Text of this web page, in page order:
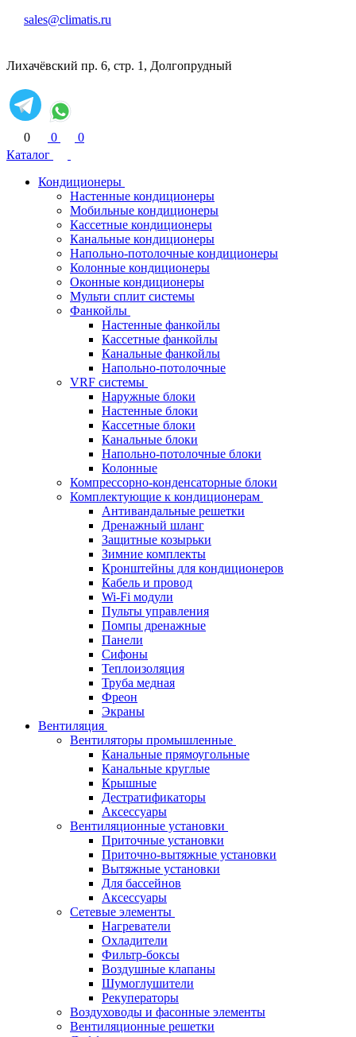
sales@climatis.ru
Лихачёвский пр. 6, стр. 1, Долгопрудный
0 0
0
Каталог
Кондиционеры
Настенные кондиционеры
Мобильные кондиционеры
Кассетные кондиционеры
Канальные кондиционеры
Напольно-потолочные кондиционеры
Колонные кондиционеры
Оконные кондиционеры
Мульти сплит системы
Фанкойлы
Настенные фанкойлы
Кассетные фанкойлы
Канальные фанкойлы
Напольно-потолочные
VRF системы
Наружные блоки
Настенные блоки
Кассетные блоки
Канальные блоки
Напольно-потолочные блоки
Колонные
Компрессорно-конденсаторные блоки
Комплектующие к кондиционерам
Антивандальные решетки
Дренажный шланг
Защитные козырьки
Зимние комплекты
Кронштейны для кондиционеров
Кабель и провод
Wi-Fi модули
Пульты управления
Помпы дренажные
Панели
Сифоны
Теплоизоляция
Труба медная
Фреон
Экраны
Вентиляция
Вентиляторы промышленные
Канальные прямоугольные
Канальные круглые
Крышные
Дестратификаторы
Аксессуары
Вентиляционные установки
Приточные установки
Приточно-вытяжные установки
Вытяжные установки
Для бассейнов
Аксессуары
Сетевые элементы
Нагреватели
Охладители
Фильтр-боксы
Воздушные клапаны
Шумоглушители
Рекуператоры
Воздуховоды и фасонные элементы
Вентиляционные решетки